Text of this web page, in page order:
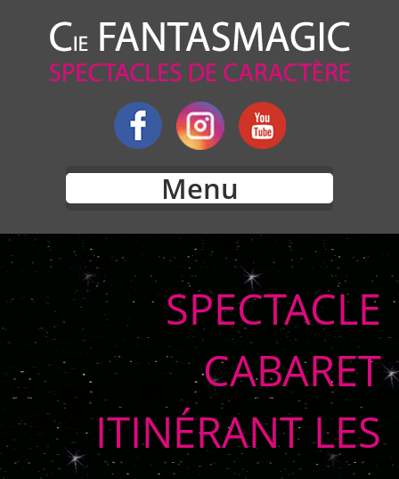
Menu
SPECTACLE
CABARET
ITINÉRANT LES